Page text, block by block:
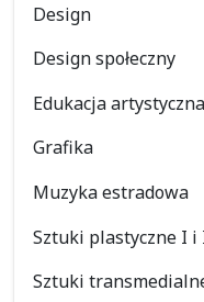
Design
Design społeczny
Edukacja
Grafika
Muzyka estradowa
Sztuki plastyczne I
Sztuki